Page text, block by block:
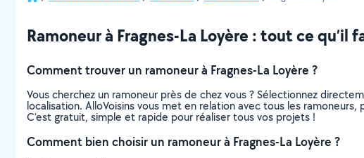
Ramoneur à Fragnes-La Loyère : tout ce qu’il
Comment trouver un ramoneur à Fragnes-La Loyère ?
Vous cherchez un ramoneur près de chez vous ? Sélectionnez
localisation. AlloVoisins vous met en relation avec tous les
C’est gratuit, simple et rapide pour réaliser tous vos projets !
Comment bien choisir un ramoneur à Fragnes-La Loyère ?